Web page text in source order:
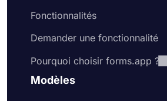
Fonctionnalités
Demander une fonctionnalité
Pourquoi choisir forms.app ?
Modèles